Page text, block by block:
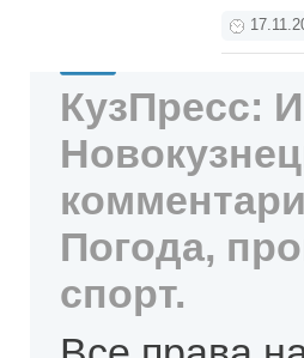
КузПресс:
Погода,
спорт.